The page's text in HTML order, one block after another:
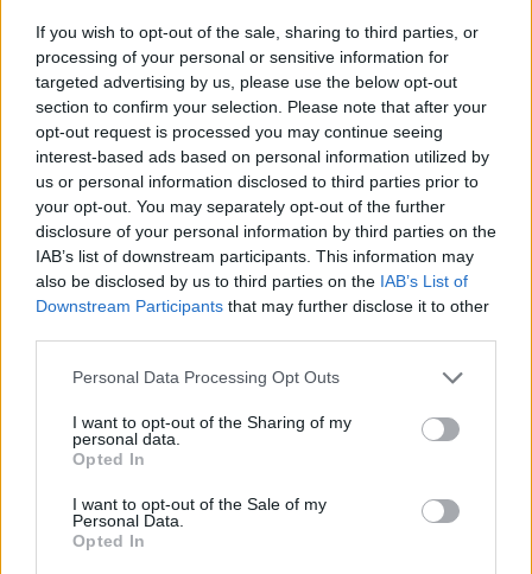
If you wish to opt-out of the sale, sharing to third parties, or
processing of your personal or sensitive information for
targeted advertising by us, please use the below opt-out
section to confirm your selection. Please note that after your
opt-out request is processed you may continue seeing
interest-based ads based on personal information utilized by
us or personal information disclosed to third parties prior to
your opt-out. You may separately opt-out of the further
disclosure of your personal information by third parties on the
IAB’s list of downstream participants. This information may
also be disclosed by us to third parties on the IAB’s List of
Downstream Participants that may further disclose it to other
Personal Data Processing Opt Outs
I want to opt-out of the Sharing of my
personal data.
Opted In
I want to opt-out of the Sale of my
Personal Data.
Opted In
Portfolio Investment Day 2025Május 8-án lesz a Portfolio
Investment Day 2025 befektetési konferenciánk, ahol profi
szakemberek osztják meg befektetési ötleteiket, legyen szó
a részvény-, állampapír-, nyersanyag-, kripto-, ingatlan- vagy
műtárgypiacról. Most érdemes jelentkezni!Információ és
jelentkezés Az amerikai repülőgépgyártó megtartja az
üzletág azon alapvető digitális...
KEDVES OLVASÓNK!
A keresett cikk a portfolio.hu hírarchívumához
tartozik, melynek olvasása előfizetéses
regisztrációhoz kötött.
Az előfizetés a következőket tartalmazza:
Portfolio.hu teljes cikkarchívum
Kötéslisták: BÉT elmúlt 2 év napon belüli
kötéslistái